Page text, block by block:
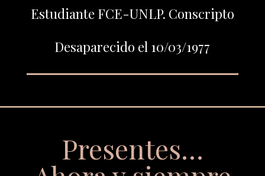
Estudiante FCE-UNLP. Conscripto
Desaparecido el 10/03/1977
Presentes…